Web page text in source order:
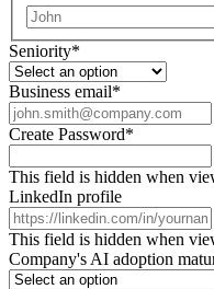
Seniority*
Business email*
Create Password*
This field is hidden when
LinkedIn profile
This field is hidden when
Company's AI adoption